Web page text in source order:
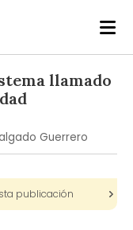
llamado
Guerrero
publicación